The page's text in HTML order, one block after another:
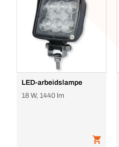
LED-arbeidslampe
18 W, 1440 lm